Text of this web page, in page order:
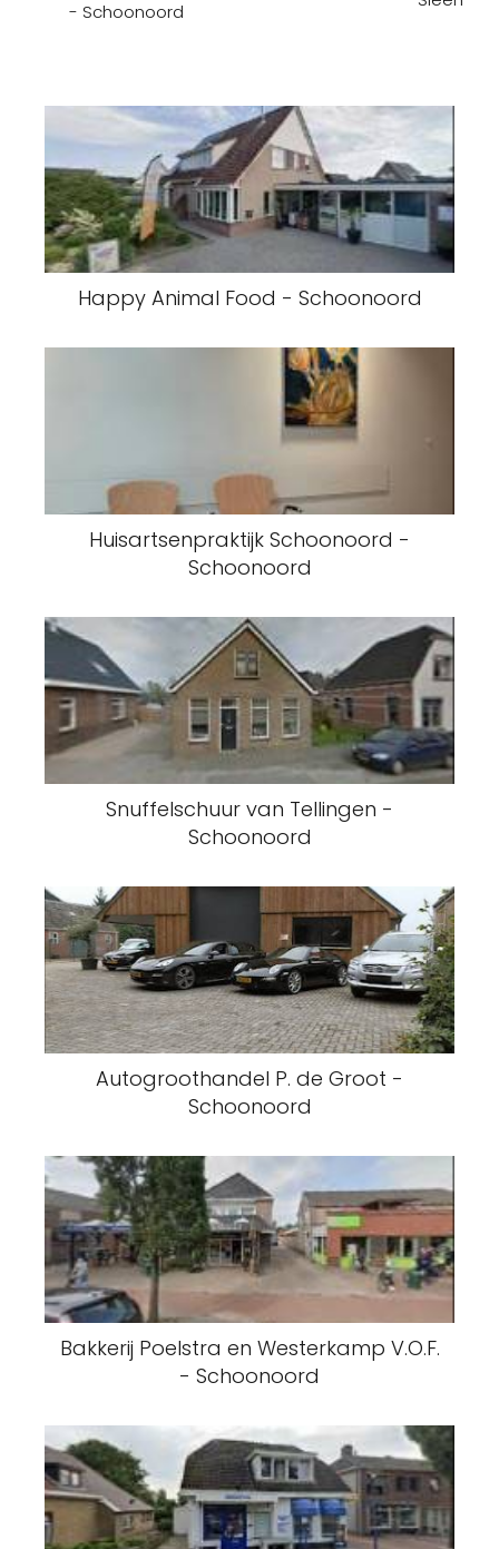
- Schoonoord
Happy Animal Food - Schoonoord
Huisartsenpraktijk Schoonoord -
Schoonoord
Snuffelschuur van Tellingen -
Schoonoord
Autogroothandel P. de Groot -
Schoonoord
Bakkerij Poelstra en Westerkamp V.O.F.
- Schoonoord